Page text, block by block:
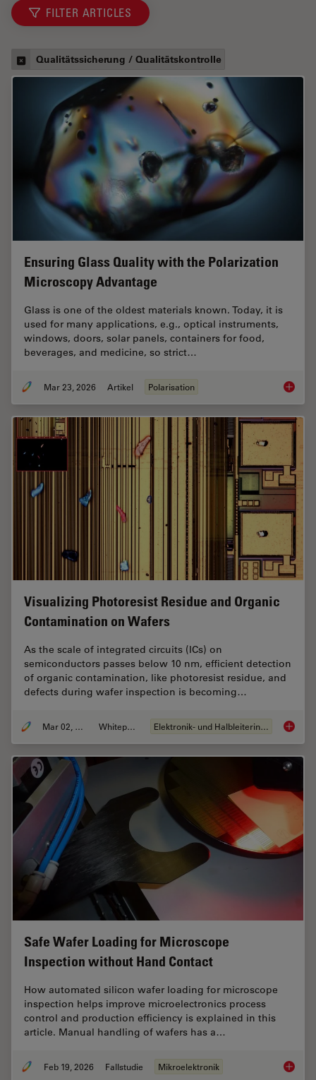
FILTER ARTICLES
Qualitätssicherung / Qualitätskontrolle
Ensuring Glass Quality with the Polarization
Microscopy Advantage
Glass is one of the oldest materials known. Today, it is
used for many applications, e.g., optical instruments,
windows, doors, solar panels, containers for food,
beverages, and medicine, so strict…
Mar 23, 2026 Artikel Polarisation
Visualizing Photoresist Residue and Organic
Contamination on Wafers
As the scale of integrated circuits (ICs) on
semiconductors passes below 10 nm, efficient detection
of organic contamination, like photoresist residue, and
defects during wafer inspection is becoming…
Mar 02, 2026 Whitepaper Elektronik- und Halbleiterindustrie
Safe Wafer Loading for Microscope
Inspection without Hand Contact
How automated silicon wafer loading for microscope
inspection helps improve microelectronics process
control and production efficiency is explained in this
article. Manual handling of wafers has a…
Feb 19, 2026 Fallstudie Mikroelektronik Safe